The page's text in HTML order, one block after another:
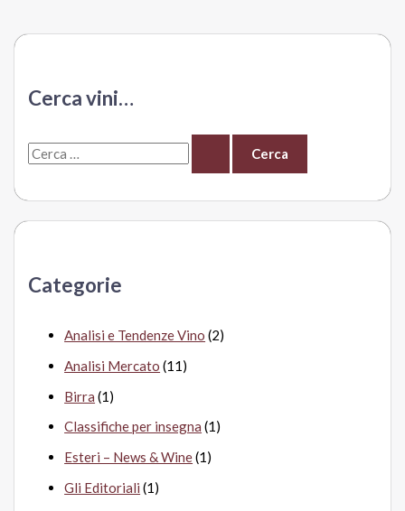
vigneti
Cerca vini…
C
r
:Categorie
Analisi e Tendenze Vino (2)
Analisi Mercato (11)
Birra (1)
Classifiche per insegna (1)
Esteri – News & Wine(1)
Gli Editoriali (1)